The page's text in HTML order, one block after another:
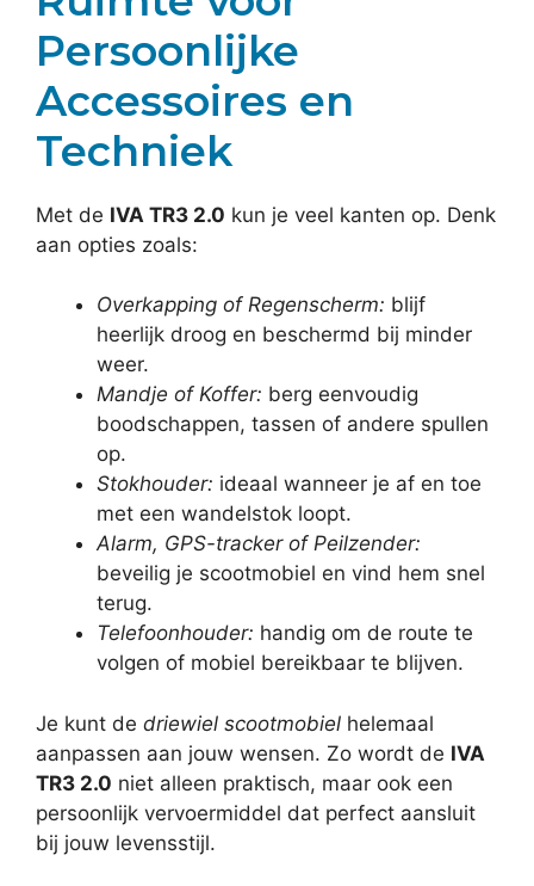
Persoonlijke
Accessoires en
Techniek
Met de IVA TR3 2.0 kun je veel kanten op. Denk
aan opties zoals:
Overkapping of Regenscherm: blijf
heerlijk droog en beschermd bij minder
weer.
Mandje of Koffer: berg eenvoudig
boodschappen, tassen of andere spullen
op.
Stokhouder: ideaal wanneer je af en toe
met een wandelstok loopt.
Alarm, GPS-tracker of Peilzender:
beveilig je scootmobiel en vind hem snel
terug.
Telefoonhouder: handig om de route te
volgen of mobiel bereikbaar te blijven.
Je kunt de driewiel scootmobiel helemaal
aanpassen aan jouw wensen. Zo wordt de IVA
TR3 2.0 niet alleen praktisch, maar ook een
persoonlijk vervoermiddel dat perfect aansluit
bij jouw levensstijl.